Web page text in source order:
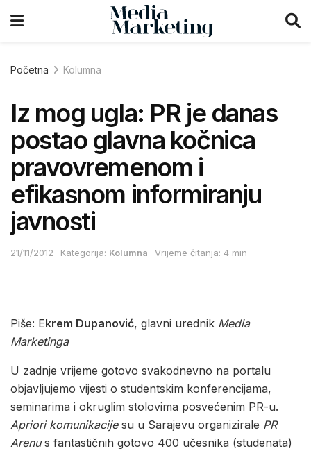
Početna Kolumna
Iz mog ugla: PR je danas
postao glavna kočnica
pravovremenom i
efikasnom informiranju
javnosti
21/11/2012 Kategorija: Kolumna Vrijeme čitanja: 4 min
Piše: Ekrem Dupanović, glavni urednik Media
Marketinga
U zadnje vrijeme gotovo svakodnevno na portalu
objavljujemo vijesti o studentskim konferencijama,
seminarima i okruglim stolovima posvećenim PR-u.
Apriori komunikacijesu u Sarajevu organizirale PR
Arenus fantastičnih gotovo 400 učesnika (studenata)